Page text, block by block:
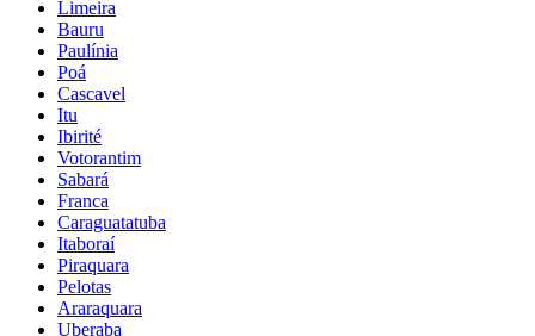
Limeira
Bauru
Paulínia
Poá
Cascavel
Itu
Ibirité
Votorantim
Sabará
Franca
Caraguatatuba
Itaboraí
Piraquara
Pelotas
Araraquara
Uberaba